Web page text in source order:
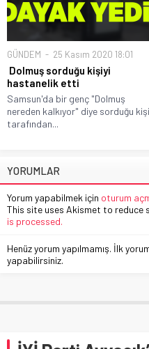
GÜNDEM 25 Kasım 2020 18:01
Dolmuş sorduğu kişiyi
hastanelik etti
Samsun'da bir genç "Dolmuş
nereden kalkıyor" diye sorduğu kişi
tarafından...
YORUMLAR
Yorum yapabilmek için oturum
This site uses Akismet to reduce
is processed.
Henüz yorum yapılmamış. İlk
yapabilirsiniz.